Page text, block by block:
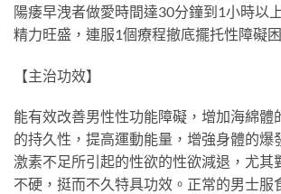
陽痿早洩者做愛時間達30分鐘到1小時以
精力旺盛，連服1個療程撤底擺托性障礙
【主治功效】
能有效改善男性性功能障礙，增加海綿體
的持久性，提高運動能量，增強身體的爆
激素不足所引起的性欲的性欲減退，尤其
不硬，挺而不久特具功效。正常的男士服